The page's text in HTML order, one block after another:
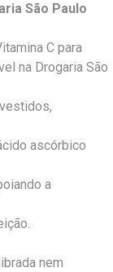
São Paulo
C para
na Drogaria São
ascórbico
a
nem